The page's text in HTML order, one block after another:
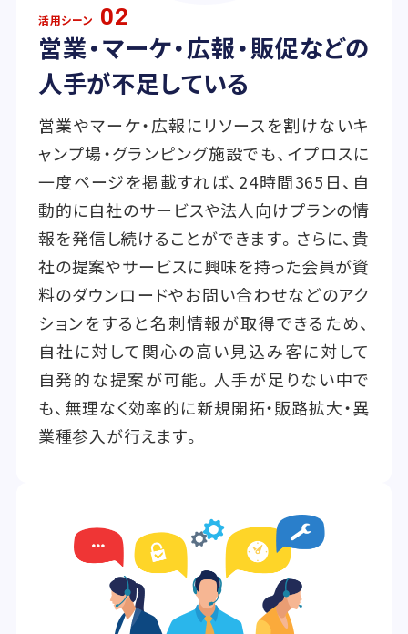
活用シーン 02
営業・マーケ・広報・販促などの
人手が不足している
営業やマーケ・広報にリソースを割けないキ
ャンプ場・グランピング施設でも、イプロスに
一度ページを掲載すれば、24時間365日、自
動的に自社のサービスや法人向けプランの情
報を発信し続けることができます。さらに、貴
社の提案やサービスに興味を持った会員が資
料のダウンロードやお問い合わせなどのアク
ションをすると名刺情報が取得できるため、
自社に対して関心の高い見込み客に対して
自発的な提案が可能。人手が足りない中で
も、無理なく効率的に新規開拓・販路拡大・異
業種参入が行えます。